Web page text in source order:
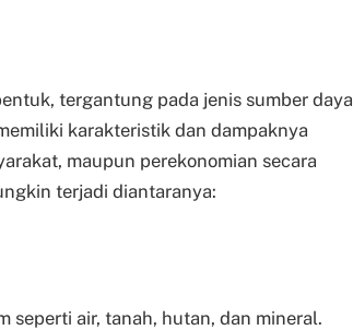
tergantung pada jenis sumber daya
karakteristik dan dampaknya
maupun perekonomian secara
terjadi diantaranya:
seperti air, tanah, hutan, dan mineral.